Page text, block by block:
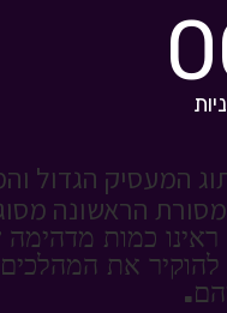
הגדול
הראשונה
כמות מדהימה
להוקיר את